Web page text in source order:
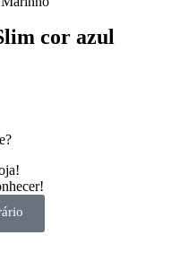
cor azul